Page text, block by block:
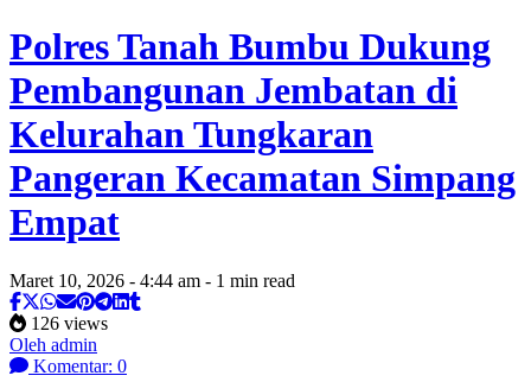
Polres Tanah Bumbu Dukung
Pembangunan Jembatan di
Kelurahan Tungkaran
Pangeran Kecamatan Simpang
Empat
Maret 10, 2026 - 4:44 am - 1 min read
126 views
Oleh admin
Komentar: 0